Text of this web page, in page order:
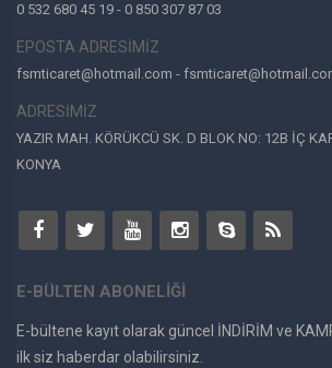
0 532 680 45 19 - 0 850 307 87 03
EPOSTA ADRESİMİZ
fsmticaret@hotmail.com -
ADRESİMİZ
YAZIR MAH. KÖRÜKCÜ SK. D BLOK NO: 12B İÇ
KONYA
E-BÜLTEN ABONELİĞİ
E-bültene kayıt olarak güncel İNDİRİM ve
ilk siz haberdar olabilirsiniz.